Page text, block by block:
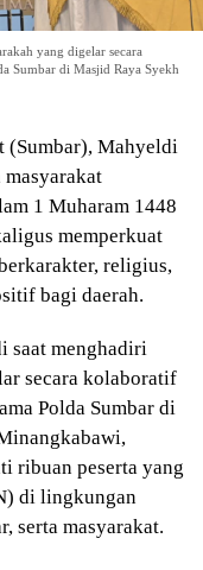
yang digelar secara
Sumbar di Masjid Raya Syekh
(Sumbar), Mahyeldi
1 Muharam 1448
memperkuat
religius,
bagi daerah.
saat menghadiri
secara kolaboratif
Polda Sumbar di
ribuan peserta yang
di lingkungan
serta masyarakat.